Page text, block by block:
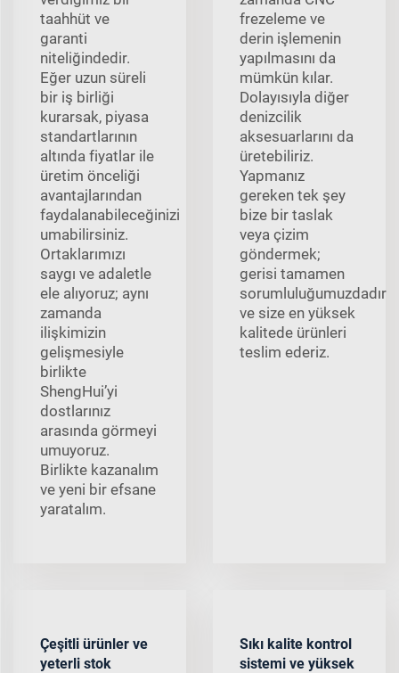
taahhüt ve
garanti
niteliğindedir.
Eğer uzun süreli
bir iş birliği
kurarsak, piyasa
standartlarının
altında fiyatlar ile
üretim önceliği
avantajlarından
faydalanabileceğinizi
umabilirsiniz.
Ortaklarımızı
saygı ve adaletle
ele alıyoruz; aynı
zamanda
ilişkimizin
gelişmesiyle
birlikte
ShengHui’yi
dostlarınız
arasında görmeyi
umuyoruz.
Birlikte kazanalım
ve yeni bir efsane
yaratalım.
frezeleme ve
derin işlemenin
yapılmasını da
mümkün kılar.
Dolayısıyla diğer
denizcilik
aksesuarlarını da
üretebiliriz.
Yapmanız
gereken tek şey
bize bir taslak
veya çizim
göndermek;
gerisi tamamen
sorumluluğumuzdadır
ve size en yüksek
kalitede ürünleri
teslim ederiz.
Çeşitli ürünler ve
yeterli stok
Sıkı kalite kontrol
sistemi ve yüksek